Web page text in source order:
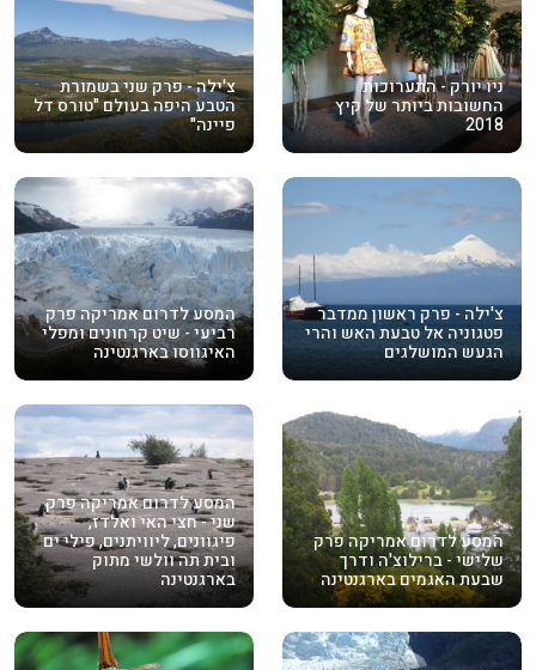
ניו יורק - התערוכות
החשובות ביותר של קיץ
2018
צ'ילה - פרק שני בשמורת
הטבע היפה בעולם "טורס דל
פיינה"
צ'ילה - פרק ראשון ממדבר
פטגוניה אל טבעת האש והרי
הגעש המושלגים
המסע לדרום אמריקה פרק
רביעי - שיט קרחונים ומפלי
האיגווסו בארגנטינה
המסע לדרום אמריקה פרק
שלישי - ברילוצ'ה ודרך
שבעת האגמים בארגנטינה
המסע לדרום אמריקה פרק
שני - חצי האי ואלדז,
פיגוונים, ליוויתנים, פילי ים
ובית תה וולשי מתוק
בארגנטינה